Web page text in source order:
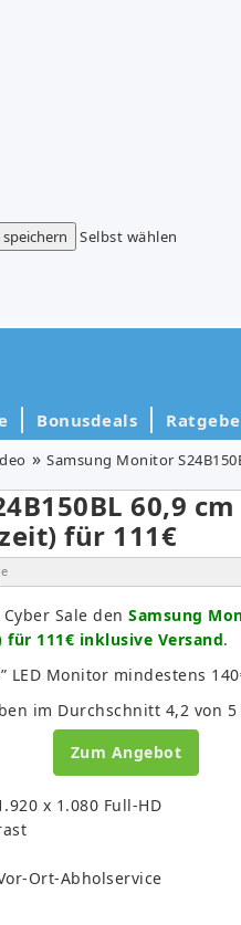
Selbst wählen
Bonusdeals
Samsung Monitor
60,9 cm
für 111€
Sale den Samsung
für 111€ inklusive Versand.
Monitor mindestens
im Durchschnitt 4,2 von 5
Zum Angebot
x 1.080 Full-HD
Ort-Abholservice